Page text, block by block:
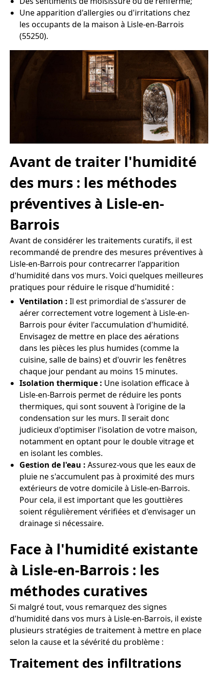
Une apparition d'allergies ou d'irritations chez
les occupants de la maison à Lisle-en-Barrois
(55250).
Avant de traiter l'humidité
des murs : les méthodes
préventives à Lisle-en-
Barrois
Avant de considérer les traitements curatifs, il est
recommandé de prendre des mesures préventives à
Lisle-en-Barrois pour contrecarrer l'apparition
d'humidité dans vos murs. Voici quelques meilleures
pratiques pour réduire le risque d'humidité :
Ventilation : Il est primordial de s'assurer de
aérer correctement votre logement à Lisle-en-
Barrois pour éviter l'accumulation d'humidité.
Envisagez de mettre en place des aérations
dans les pièces les plus humides (comme la
cuisine, salle de bains) et d'ouvrir les fenêtres
chaque jour pendant au moins 15 minutes.
Isolation thermique : Une isolation efficace à
Lisle-en-Barrois permet de réduire les ponts
thermiques, qui sont souvent à l'origine de la
condensation sur les murs. Il serait donc
judicieux d'optimiser l'isolation de votre maison,
notamment en optant pour le double vitrage et
en isolant les combles.
Gestion de l'eau : Assurez-vous que les eaux de
pluie ne s'accumulent pas à proximité des murs
extérieurs de votre domicile à Lisle-en-Barrois.
Pour cela, il est important que les gouttières
soient régulièrement vérifiées et d'envisager un
drainage si nécessaire.
Face à l'humidité existante
à Lisle-en-Barrois : les
méthodes curatives
Si malgré tout, vous remarquez des signes
d'humidité dans vos murs à Lisle-en-Barrois, il existe
plusieurs stratégies de traitement à mettre en place
selon la cause et la sévérité du problème :
Traitement des infiltrations